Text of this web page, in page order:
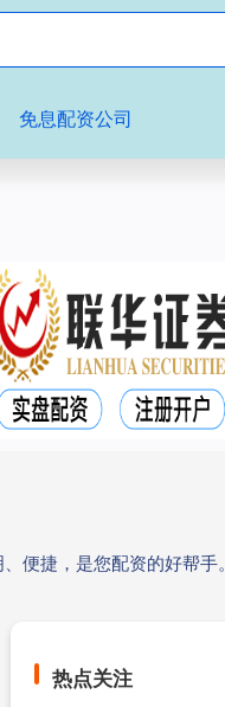
免息配资公司
便捷，是您配资的好帮手。
热点关注